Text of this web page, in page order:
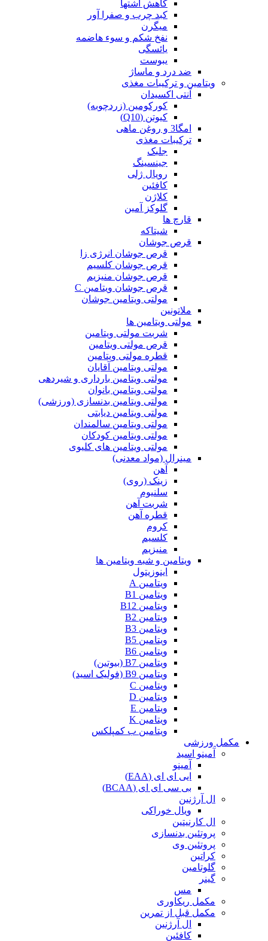
کاهش اشتها
کبد چرب و صفرا آور
میگرن
نفخ شکم و سوء هاضمه
یائسگی
یبوست
ضد درد و ماساژ
ویتامین و ترکیبات مغذی
آنتی اکسیدان
کورکومین (زردچوبه)
کیوتن (Q10)
امگا3 و روغن ماهی
ترکیبات مغذی
جلبک
جینسینگ
رویال ژلی
کافئین
کلاژن
گلوکز آمین
قارچ ها
شیتاکه
قرص جوشان
قرص جوشان انرژی زا
قرص جوشان کلسیم
قرص جوشان منیزیم
قرص جوشان ویتامین C
مولتی ویتامین جوشان
ملاتونین
مولتی ویتامین ها
شربت مولتی ویتامین
قرص مولتی ویتامین
قطره مولتی ویتامین
مولتی ویتامین آقایان
مولتی ویتامین بارداری و شیردهی
مولتی ویتامین بانوان
مولتی ویتامین بدنسازی (ورزشی)
مولتی ویتامین دیابتی
مولتی ویتامین سالمندان
مولتی ویتامین کودکان
مولتی ویتامین های کلیوی
مینرال (مواد معدنی)
آهن
زینک (روی)
سلنیوم
شربت آهن
قطره آهن
کروم
کلسیم
منیزیم
ویتامین و شبه ویتامین ها
اینوزیتول
ویتامین A
ویتامین B1
ویتامین B12
ویتامین B2
ویتامین B3
ویتامین B5
ویتامین B6
ویتامین B7 (بیوتین)
ویتامین B9 (فولیک اسید)
ویتامین C
ویتامین D
ویتامین E
ویتامین K
ویتامین ب کمپلکس
مکمل ورزشی
آمینو اسید
آمینو
ایی ای ای (EAA)
بی سی ای ای (BCAA)
ال آرژنین
ویال خوراکی
ال کارنیتین
پروتئین بدنسازی
پروتئین وی
کراتین
گلوتامین
گینر
مس
مکمل ریکاوری
مکمل قبل از تمرین
ال آرژنین
کافئین